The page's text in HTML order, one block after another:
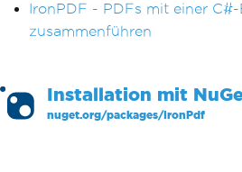
IronPDF - PDFs mit einer
zusammenführen
Installation mit
nuget.org/packages/IronPdf